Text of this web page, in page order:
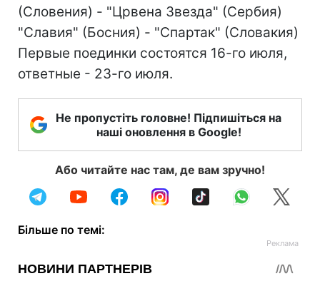
(Словения) - "Црвена Звезда" (Сербия)
"Славия" (Босния) - "Спартак" (Словакия)
Первые поединки состоятся 16-го июля,
ответные - 23-го июля.
Не пропустіть головне! Підпишіться на
наші оновлення в Google!
Або читайте нас там, де вам зручно!
Більше по темі: